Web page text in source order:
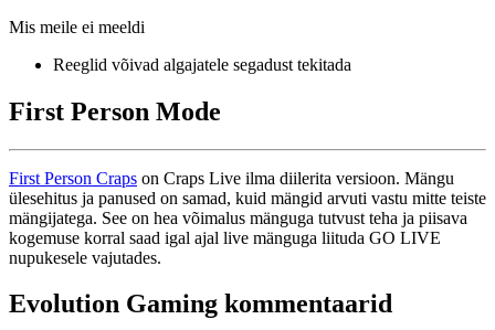
Mis meile ei meeldi
Reeglid võivad algajatele segadust tekitada
First Person Mode
First Person Craps on Craps Live ilma diilerita versioon. Mängu
ülesehitus ja panused on samad, kuid mängid arvuti vastu mitte teiste
mängijatega. See on hea võimalus mänguga tutvust teha ja piisava
kogemuse korral saad igal ajal live mänguga liituda GO LIVE
nupukesele vajutades.
Evolution Gaming kommentaarid